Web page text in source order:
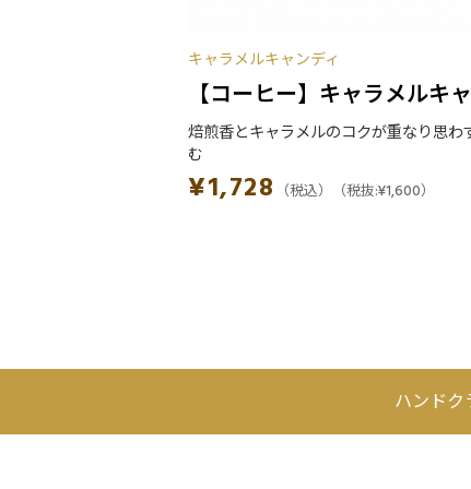
キャラメルキャンディ
【コーヒー】キャラメルキ
ィ
焙煎香とキャラメルのコクが重なり思わ
む
¥1,728 （税込） （税抜:¥1,600）
ハンドク